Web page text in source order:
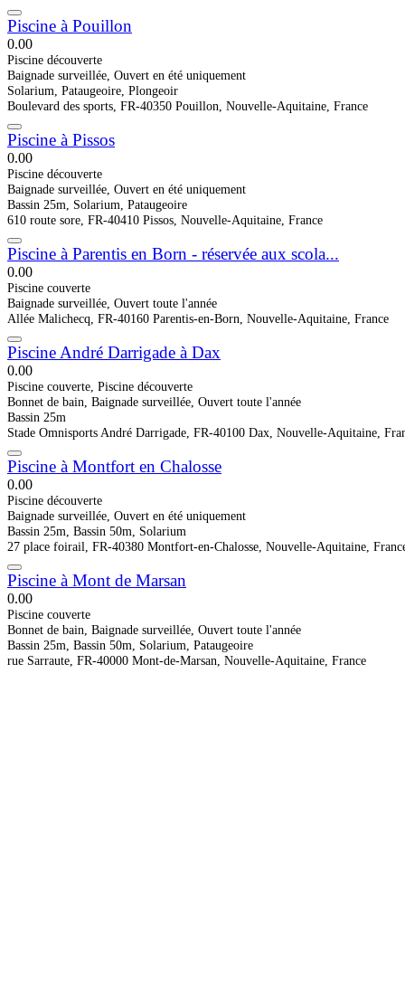
Piscine à Pouillon
0.00
Piscine découverte
Baignade surveillée, Ouvert en été uniquement
Solarium, Pataugeoire, Plongeoir
Boulevard des sports, FR-40350 Pouillon, Nouvelle-Aquitaine, France
Piscine à Pissos
0.00
Piscine découverte
Baignade surveillée, Ouvert en été uniquement
Bassin 25m, Solarium, Pataugeoire
610 route sore, FR-40410 Pissos, Nouvelle-Aquitaine, France
Piscine à Parentis en Born - réservée aux scola...
0.00
Piscine couverte
Baignade surveillée, Ouvert toute l'année
Allée Malichecq, FR-40160 Parentis-en-Born, Nouvelle-Aquitaine, France
Piscine André Darrigade à Dax
0.00
Piscine couverte, Piscine découverte
Bonnet de bain, Baignade surveillée, Ouvert toute l'année
Bassin 25m
Stade Omnisports André Darrigade, FR-40100 Dax, Nouvelle-Aquitaine,
Piscine à Montfort en Chalosse
0.00
Piscine découverte
Baignade surveillée, Ouvert en été uniquement
Bassin 25m, Bassin 50m, Solarium
27 place foirail, FR-40380 Montfort-en-Chalosse, Nouvelle-Aquitaine,
Piscine à Mont de Marsan
0.00
Piscine couverte
Bonnet de bain, Baignade surveillée, Ouvert toute l'année
Bassin 25m, Bassin 50m, Solarium, Pataugeoire
rue Sarraute, FR-40000 Mont-de-Marsan, Nouvelle-Aquitaine, France